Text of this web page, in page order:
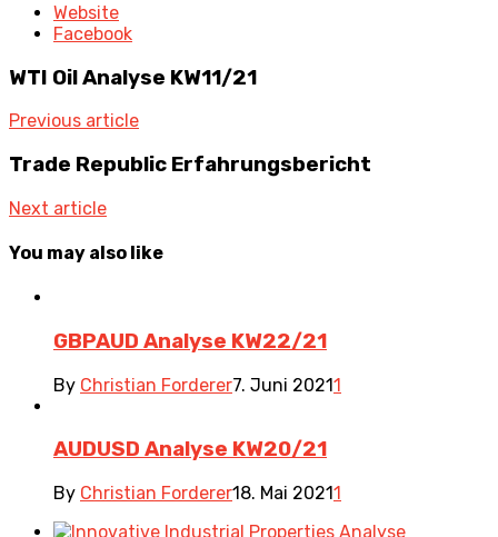
Website
Facebook
WTI Oil Analyse KW11/21
Previous article
Trade Republic Erfahrungsbericht
Next article
You may also like
GBPAUD Analyse KW22/21
By Christian Forderer7. Juni 20211
AUDUSD Analyse KW20/21
By Christian Forderer18. Mai 20211